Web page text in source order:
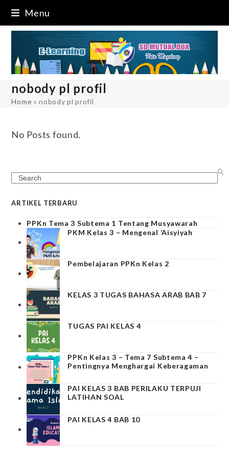
content
Menu
nobody pl profil
Home »nobody pl profil
No Posts found.
Search
ARTIKEL TERBARU
PPKn Tema 3 Subtema 1 Tentang Musyawarah
PKM Kelas 3 – Mengenal ‘Aisyiyah
Pembelajaran PPKn Kelas 2
KELAS 3 TUGAS BAHASA ARAB BAB 7
TUGAS PAI KELAS 4
PPKn Kelas 3 – Tema 7 Subtema 4 –
Pentingnya Menghargai Keberagaman
PAI KELAS 3 BAB PERILAKU TERPUJI
LATIHAN SOAL
PAI KELAS 4 BAB 10